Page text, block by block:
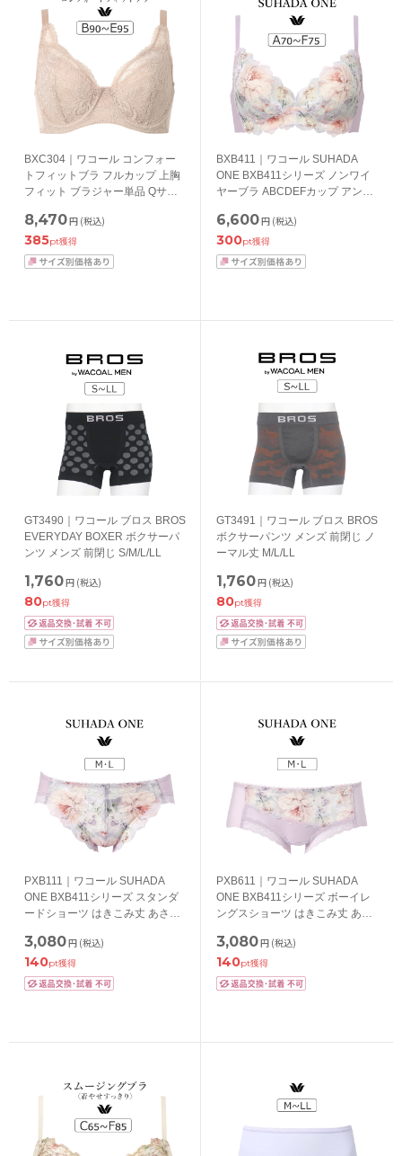
BXC304｜ワコール コンフォー
トフィットブラ フルカップ 上胸
フィット ブラジャー単品 Qサイ
BCDEカップ アンダー90/95cm
8,470円 (税込)
385pt獲得
BXB411｜ワコール SUHADA
ONE BXB411シリーズ ノンワイ
ヤーブラ ABCDEFカップ アンダ
6,600円 (税込)
300pt獲得
GT3490｜ワコール ブロス BROS
EVERYDAY BOXER ボクサーパ
ンツ メンズ 前閉じ S/M/L/LL
1,760円 (税込)
80pt獲得
GT3491｜ワコール ブロス BROS
ボクサーパンツ メンズ 前閉じ ノ
ーマル丈 M/L/LL
1,760円 (税込)
80pt獲得
PXB111｜ワコール SUHADA
ONE BXB411シリーズ スタンダ
ードショーツ はきこみ丈 あさめ
3,080円 (税込)
140pt獲得
PXB611｜ワコール SUHADA
ONE BXB411シリーズ ボーイレ
ングスショーツ はきこみ丈 あさ
3,080円 (税込)
140pt獲得